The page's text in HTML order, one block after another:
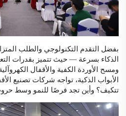
بفضل التقدم التكنولوجي والطلب
الذكاء بسرعة — حيث تتميز بقدرات
ومسح الأوردة الكفية والأقفال
الأبواب الذكية، تواجه شركات تصنيع
تتكيف؟ وأين تجد فرصًا للنمو وسط